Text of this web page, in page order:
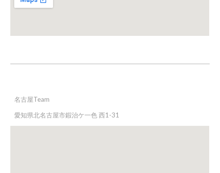
名古屋Team
愛知県北名古屋市鍜治ケ一色 西1-31